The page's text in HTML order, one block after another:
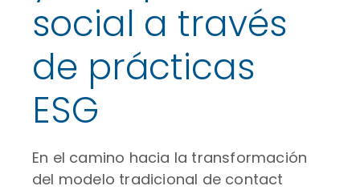
social a través
de prácticas
ESG
En el camino hacia la transformación
del modelo tradicional de contact